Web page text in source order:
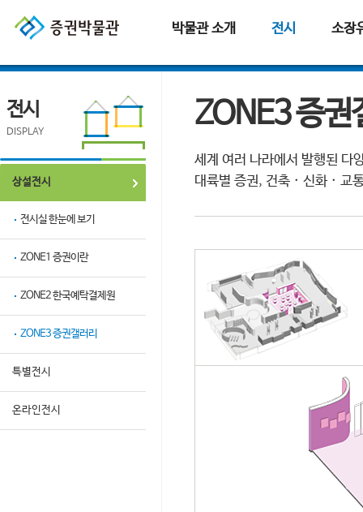
박물관 소개 전시 소장
전시
DISPLAY
상설전시
전시실 한눈에 보기
ZONE1 증권이란
ZONE2 한국예탁결제원
ZONE3 증권갤러리
특별전시
온라인전시
ZONE3 증권
세계 여러 나라에서 발행된 다
대륙별 증권, 건축 · 신화 · 교